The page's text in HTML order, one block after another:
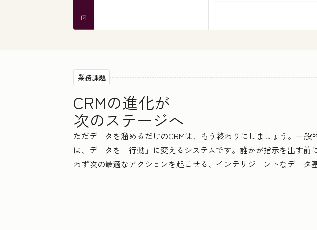
業務課題
CRMの進化が
次のステージへ
ただデータを溜めるだけのCRMは、もう終わりにしましょう。一
は、データを「行動」に変えるシステムです。誰かが指示を出す
わず次の最適なアクションを起こせる、インテリジェントなデータ